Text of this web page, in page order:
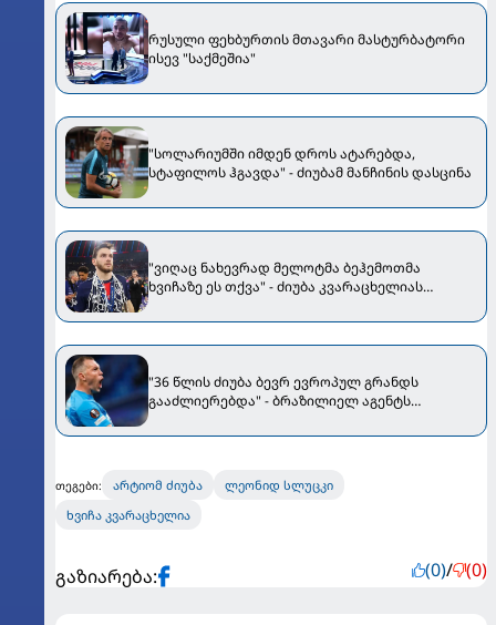
რუსული ფეხბურთის მთავარი მასტურბატორი
ისევ "საქმეშია"
"სოლარიუმში იმდენ დროს ატარებდა,
სტაფილოს ჰგავდა" - ძიუბამ მანჩინის დასცინა
"ვიღაც ნახევრად მელოტმა ბეჰემოთმა
ხვიჩაზე ეს თქვა" - ძიუბა კვარაცხელიას
"36 წლის ძიუბა ბევრ ევროპულ გრანდს
გააძლიერებდა" - ბრაზილიელ აგენტს
თეგები: არტიომ ძიუბა
ლეონიდ სლუცკი
ხვიჩა კვარაცხელია
გაზიარება: (0)/ (0)